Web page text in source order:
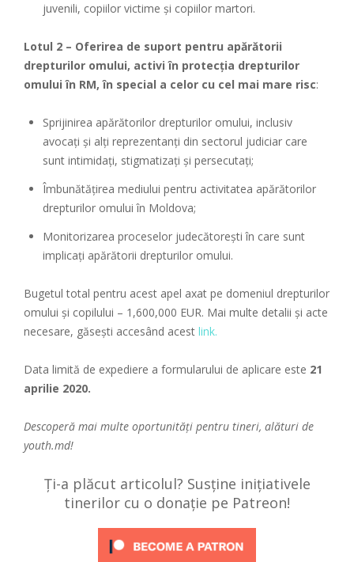
juvenili, copiilor victime și copiilor martori.
Lotul 2 – Oferirea de suport pentru apărătorii
drepturilor omului, activi în protecția drepturilor
omului în RM, în special a celor cu cel mai mare risc:
Sprijinirea apărătorilor drepturilor omului, inclusiv
avocați și alți reprezentanți din sectorul judiciar care
sunt intimidați, stigmatizați și persecutați;
Îmbunătățirea mediului pentru activitatea apărătorilor
drepturilor omului în Moldova;
Monitorizarea proceselor judecătorești în care sunt
implicați apărătorii drepturilor omului.
Bugetul total pentru acest apel axat pe domeniul drepturilor
omului și copilului – 1,600,000 EUR. Mai multe detalii și acte
necesare, găsești accesând acest link.
Data limită de expediere a formularului de aplicare este 21
aprilie 2020.
Descoperă mai multe oportunități pentru tineri, alături de
youth.md!
Ți-a plăcut articolul? Susține inițiativele
tinerilor cu o donație pe Patreon!